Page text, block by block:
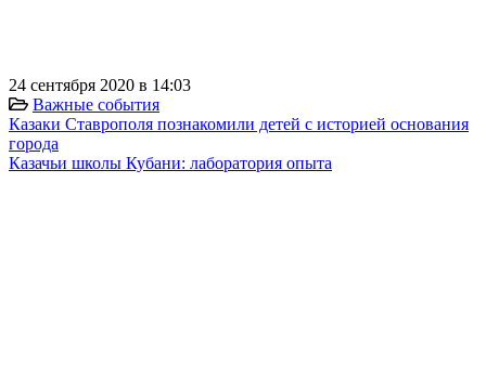
24 сентября 2020 в 14:03
Важные события
Казаки Ставрополя познакомили детей с историей основания
города
Казачьи школы Кубани: лаборатория опыта